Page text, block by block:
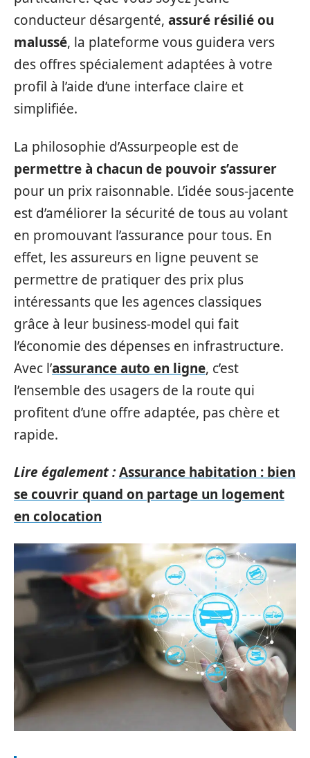
conducteur désargenté, assuré résilié ou
malussé, la plateforme vous guidera vers
des offres spécialement adaptées à votre
profil à l’aide d’une interface claire et
simplifiée.
La philosophie d’Assurpeople est de
permettre à chacun de pouvoir s’assurer
pour un prix raisonnable. L’idée sous-jacente
est d’améliorer la sécurité de tous au volant
en promouvant l’assurance pour tous. En
effet, les assureurs en ligne peuvent se
permettre de pratiquer des prix plus
intéressants que les agences classiques
grâce à leur business-model qui fait
l’économie des dépenses en infrastructure.
Avec l’assurance auto en ligne, c’est
l’ensemble des usagers de la route qui
profitent d’une offre adaptée, pas chère et
rapide.
Lire également :Assurance habitation : bien
se couvrir quand on partage un logement
en colocation